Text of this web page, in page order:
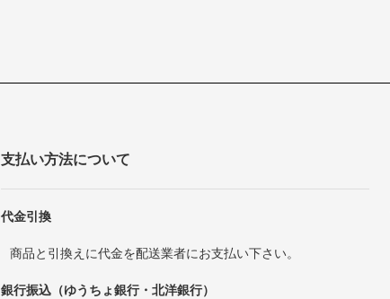
支払い方法について
代金引換
商品と引換えに代金を配送業者にお支払い下さい。
銀行振込（ゆうちょ銀行・北洋銀行）